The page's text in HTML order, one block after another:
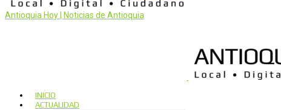
Antioquia Hoy | Noticias de Antioquia
INICIO
ACTUALIDAD